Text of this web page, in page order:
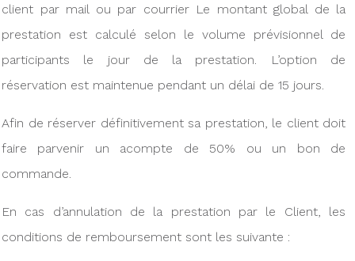
client par mail ou par courrier Le montant global de la
prestation est calculé selon le volume prévisionnel de
participants le jour de la prestation. L’option de
réservation est maintenue pendant un délai de 15 jours.
Afin de réserver définitivement sa prestation, le client doit
faire parvenir un acompte de 50% ou un bon de
commande.
En cas d’annulation de la prestation par le Client, les
conditions de remboursement sont les suivante :